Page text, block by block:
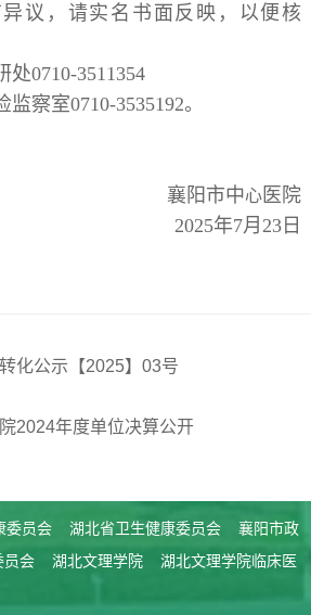
议，请实名书面反映，以便核
处0710-3511354
监察室0710-3535192。
襄阳市中心医院
2025年7月 23 日
化公示【2025】03号
2024年度单位决算公开
委员会 湖北省卫生健康委员会
襄阳市政
员会 湖北文理学院
湖北文理学院临床医